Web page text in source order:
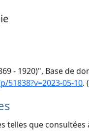
- 1920)", Base de
51838?v=2023-05-10.
telles que